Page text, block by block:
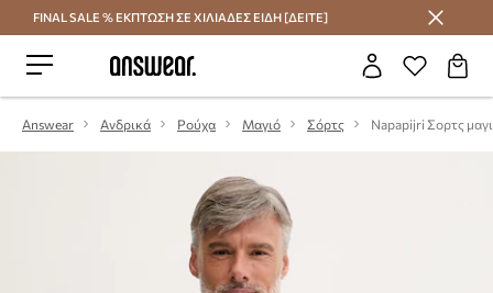
Εξοικονομήστε με το Answear Club
FINAL SALE % ΕΚΠΤΩΣΗ ΣΕ ΧΙΛΙΑΔΕΣ ΕΙΔΗ [ΔΕΙΤΕ]
Answear Ανδρικά Ρούχα Μαγιό Σόρτς